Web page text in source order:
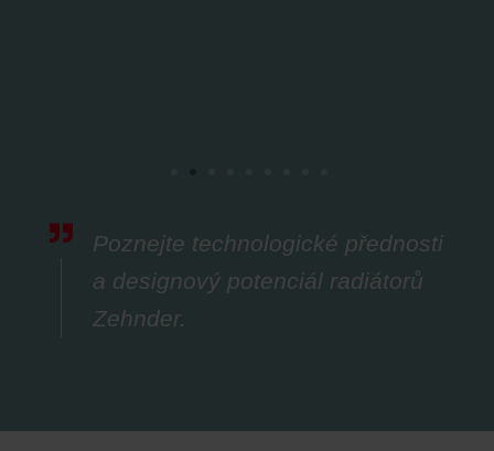
Poznejte technologické přednosti
a designový potenciál radiátorů
Zehnder.